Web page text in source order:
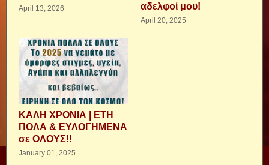
April 13, 2026
αδελφοί μου!
April 20, 2025
ΚΑΛΗ ΧΡΟΝΙΑ | ΕΤΗ
ΠΟΛΑ & ΕΥΛΟΓΗΜΕΝΑ
σε ΟΛΟΥΣ!!
January 01, 2025